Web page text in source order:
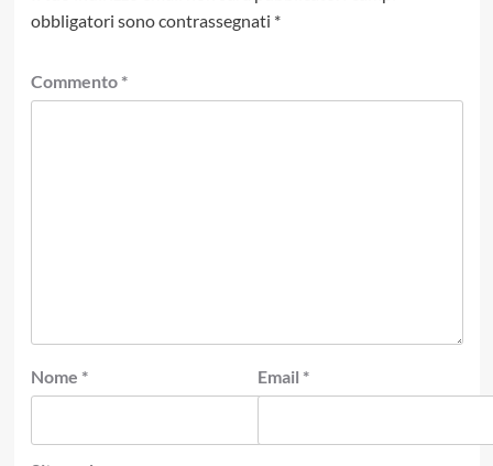
obbligatori sono contrassegnati *
Commento *
Nome * Email *